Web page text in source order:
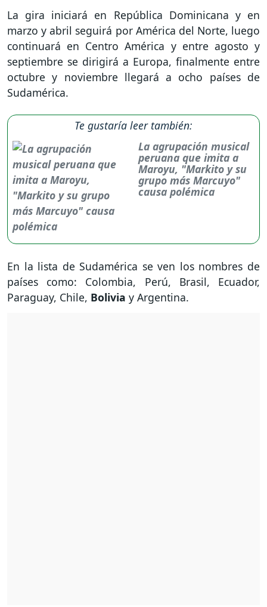
La gira iniciará en República Dominicana y en
marzo y abril seguirá por América del Norte, luego
continuará en Centro América y entre agosto y
septiembre se dirigirá a Europa, finalmente entre
octubre y noviembre llegará a ocho países de
Sudamérica.
Te gustaría leer también:
La agrupación musical
peruana que imita a
Maroyu, "Markito y su
grupo más Marcuyo"
causa polémica
En la lista de Sudamérica se ven los nombres de
países como: Colombia, Perú, Brasil, Ecuador,
Paraguay, Chile, Bolivia y Argentina.